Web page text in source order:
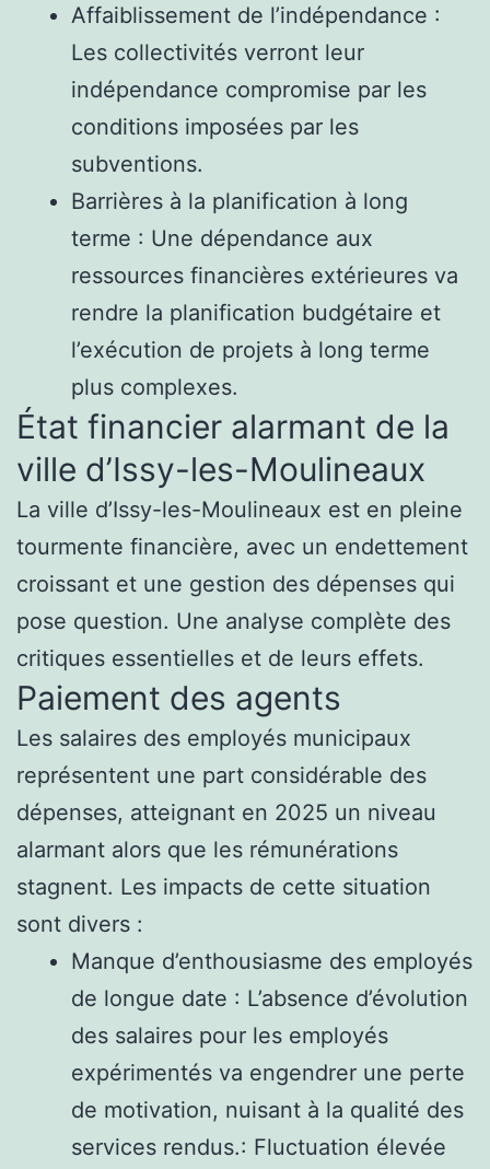
Affaiblissement de l’indépendance :
Les collectivités verront leur
indépendance compromise par les
conditions imposées par les
subventions.
Barrières à la planification à long
terme : Une dépendance aux
ressources financières extérieures va
rendre la planification budgétaire et
l’exécution de projets à long terme
plus complexes.
État financier alarmant de la
ville d’Issy-les-Moulineaux
La ville d’Issy-les-Moulineaux est en pleine
tourmente financière, avec un endettement
croissant et une gestion des dépenses qui
pose question. Une analyse complète des
critiques essentielles et de leurs effets.
Paiement des agents
Les salaires des employés municipaux
représentent une part considérable des
dépenses, atteignant en 2025 un niveau
alarmant alors que les rémunérations
stagnent. Les impacts de cette situation
sont divers :
Manque d’enthousiasme des employés
de longue date : L’absence d’évolution
des salaires pour les employés
expérimentés va engendrer une perte
de motivation, nuisant à la qualité des
services rendus.: Fluctuation élevée